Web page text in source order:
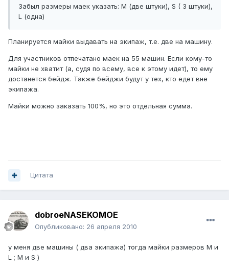
Забыл размеры маек указать: М (две штуки), S ( 3 штуки),
L (одна)
Планируется майки выдавать на экипаж, т.е. две на машину.
Для участников отпечатано маек на 55 машин. Если кому-то
майки не хватит (а, судя по всему, все к этому идет), то ему
достанется бейдж. Также бейджи будут у тех, кто едет вне
экипажа.
Майки можно заказать 100%, но это отдельная сумма.
Цитата
dobroeNASEKOMOE
Опубликовано: 26 апреля 2010
у меня две машины ( два экипажа) тогда майки размеров M и
L ; M и S )